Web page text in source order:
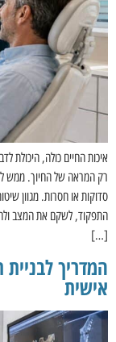
איכות החיים כולה, היכולת
רק המראה של החיוך. ממש לא
סדוקות או חסרות. מגוון
התפקוד, לשקם את המצב
[…]
המדריך
אישית